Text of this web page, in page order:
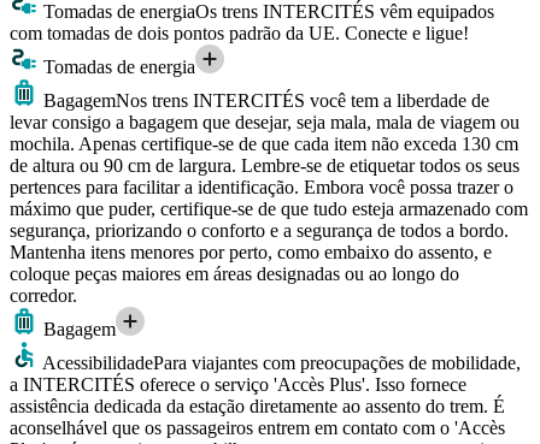
Tomadas de energiaOs trens INTERCITÉS vêm equipados
com tomadas de dois pontos padrão da UE. Conecte e ligue!
Tomadas de energia
BagagemNos trens INTERCITÉS você tem a liberdade de
levar consigo a bagagem que desejar, seja mala, mala de viagem ou
mochila. Apenas certifique-se de que cada item não exceda 130 cm
de altura ou 90 cm de largura. Lembre-se de etiquetar todos os seus
pertences para facilitar a identificação. Embora você possa trazer o
máximo que puder, certifique-se de que tudo esteja armazenado com
segurança, priorizando o conforto e a segurança de todos a bordo.
Mantenha itens menores por perto, como embaixo do assento, e
coloque peças maiores em áreas designadas ou ao longo do
corredor.
Bagagem
AcessibilidadePara viajantes com preocupações de mobilidade,
a INTERCITÉS oferece o serviço 'Accès Plus'. Isso fornece
assistência dedicada da estação diretamente ao assento do trem. É
aconselhável que os passageiros entrem em contato com o 'Accès